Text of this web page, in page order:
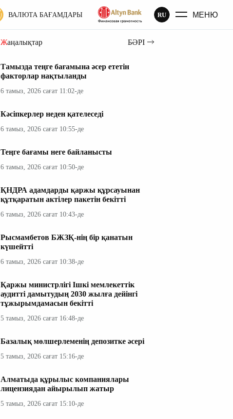
ВАЛЮТА БАҒАМДАРЫ RU МЕНЮ
Жаңалықтар БӘРІ
Тамызда теңге бағамына әсер ететін
факторлар нақтыланды
6 тамыз, 2026 сағат 11:02-де
Кәсіпкерлер неден қателеседі
6 тамыз, 2026 сағат 10:55-де
Теңге бағамы неге байланысты
6 тамыз, 2026 сағат 10:50-де
ҚНДРА адамдарды қаржы құрсауынан
құтқаратын актілер пакетін бекітті
6 тамыз, 2026 сағат 10:43-де
Рысмамбетов БЖЗҚ-нің бір қанатын
күшейтті
6 тамыз, 2026 сағат 10:38-де
Қаржы министрлігі Ішкі мемлекеттік
аудитті дамытудың 2030 жылға дейінгі
тұжырымдамасын бекітті
5 тамыз, 2026 сағат 16:48-де
Базалық мөлшерлеменің депозитке әсері
5 тамыз, 2026 сағат 15:16-де
Алматыда құрылыс компаниялары
лицензиядан айырылып жатыр
5 тамыз, 2026 сағат 15:10-де